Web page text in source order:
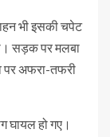
भी इसकी चपेट
सड़क पर मलबा
पर अफरा-तफरी
घायल हो गए।